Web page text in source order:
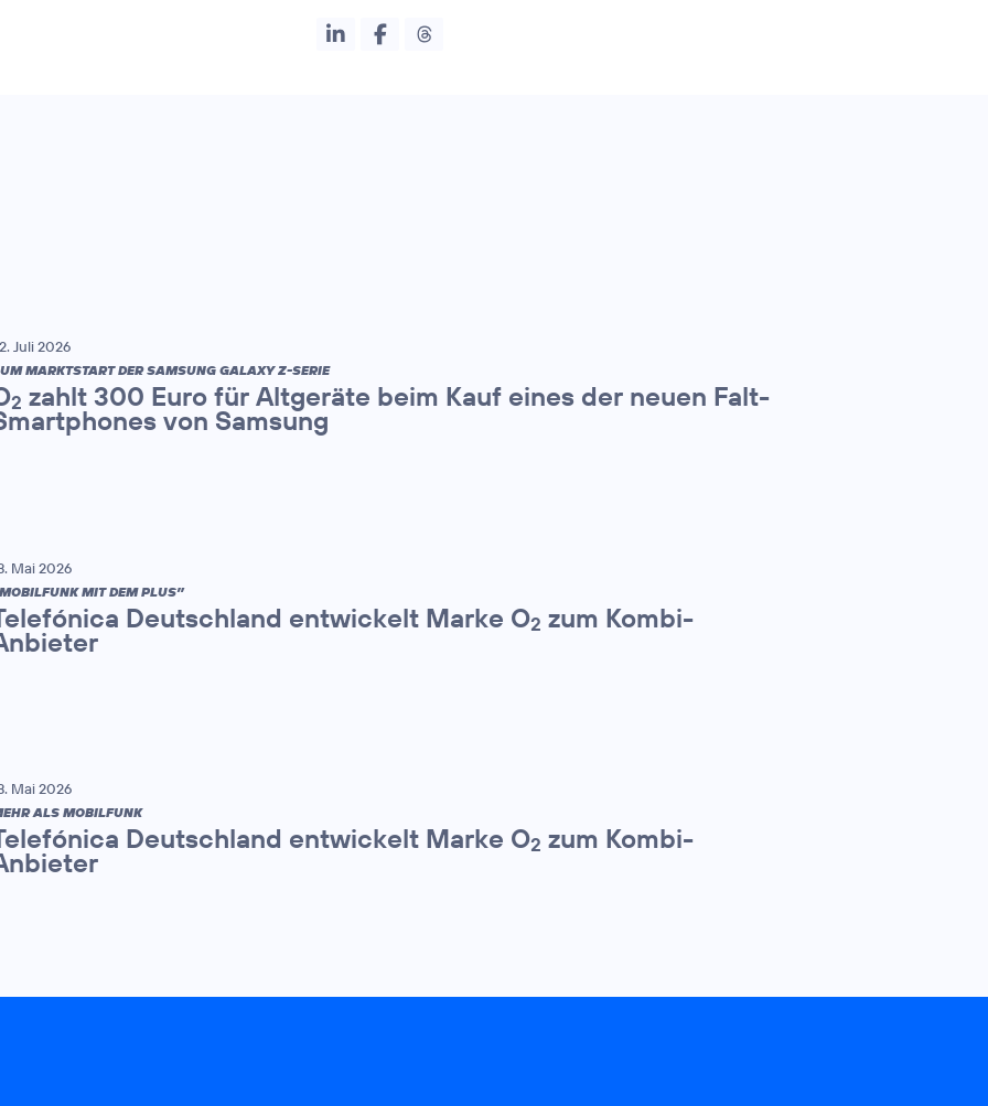
Juli 2026
MARKTSTART DER SAMSUNG GALAXY Z-SERIE
2 zahlt 300 Euro für Altgeräte beim Kauf eines der neuen Falt-
von Samsung
Mai 2026
MIT DEM PLUS”
Deutschland entwickelt Marke O2 zum Kombi-
Mai 2026
ALS MOBILFUNK
Deutschland entwickelt Marke O2 zum Kombi-